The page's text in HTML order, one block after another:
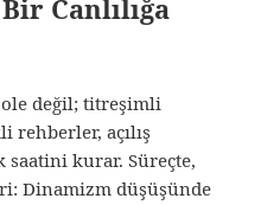
Canlılığa
değil; titreşimli
açılış
saatini kurar. Süreçte,
Dinamizm düşüşünde